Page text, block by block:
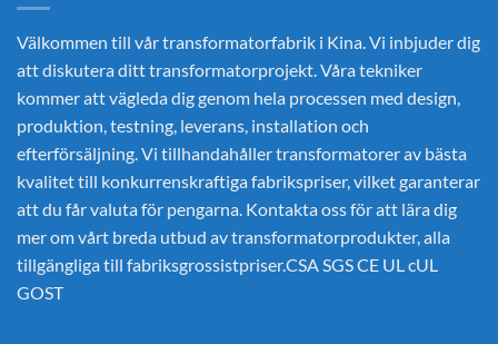
Välkommen till vår transformatorfabrik i Kina. Vi inbjuder dig
att diskutera ditt transformatorprojekt. Våra tekniker
kommer att vägleda dig genom hela processen med design,
produktion, testning, leverans, installation och
efterförsäljning. Vi tillhandahåller transformatorer av bästa
kvalitet till konkurrenskraftiga fabrikspriser, vilket garanterar
att du får valuta för pengarna. Kontakta oss för att lära dig
mer om vårt breda utbud av transformatorprodukter, alla
tillgängliga till fabriksgrossistpriser.CSA SGS CE UL cUL
GOST